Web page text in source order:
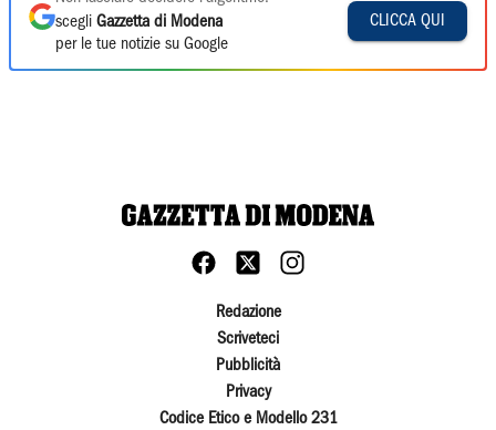
scegli Gazzetta di Modena
per le tue notizie su Google
CLICCA QUI
Redazione
Scriveteci
Pubblicità
Privacy
Codice Etico e Modello 231